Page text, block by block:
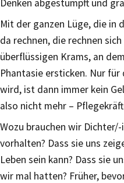
Denken abgestumpft und
Mit der ganzen Lüge, die in
da rechnen, die rechnen
überflüssigen Krams, an
Phantasie ersticken. Nur
wird, ist dann immer kein
also nicht mehr –
Wozu brauchen wir
vorhalten? Dass sie uns
Leben sein kann? Dass sie
wir mal hatten? Früher,